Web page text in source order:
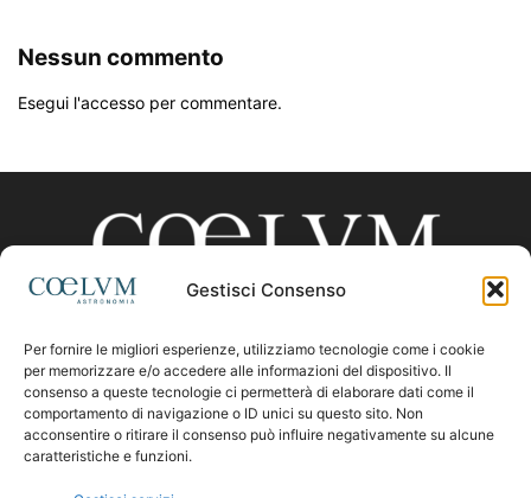
Gestisci Consenso
Per fornire le migliori esperienze, utilizziamo tecnologie come i cookie
per memorizzare e/o accedere alle informazioni del dispositivo. Il
consenso a queste tecnologie ci permetterà di elaborare dati come il
comportamento di navigazione o ID unici su questo sito. Non
acconsentire o ritirare il consenso può influire negativamente su alcune
caratteristiche e funzioni.
Nessun commento
Esegui l'accesso per commentare.
CHI SIAMO
Contattaci:coelumastro@coelum.com